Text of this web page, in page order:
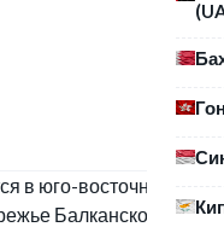
в юго-восточной
Балканского